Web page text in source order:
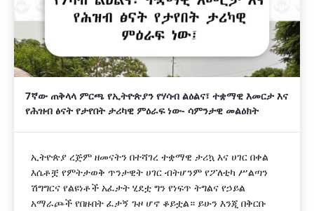
7ኛው ጠቅላላ ምርጫ የኢትዮጵያን የሃሳብ ልዕልና፣ ተቋማዊ እመርታ እና
የሕዝብ ፅናት የታየበት ታሪካዊ ምዕራፍ ነው- ሳምንታዊ መልዕክት
ኢትዮጵያ ረጅም ዘመናትን በተሻገረ ተቋማዊ ታሪኳ እና ሀገር በቀል
እሴቶቿ የምትታወቅ ጥንታዊት ሀገር ብትሆንም የፖለቲካ ሥልጣን
ሽግግርና የልዩነቶች አፈታት ሂደቷ ግን የነፍጥ ትግልና የኃይል
አማራጮች የበዙበት ፈታኝ ጉዞ ሆኖ ቆይቷል። ይሁን እንጂ በቅርቡ